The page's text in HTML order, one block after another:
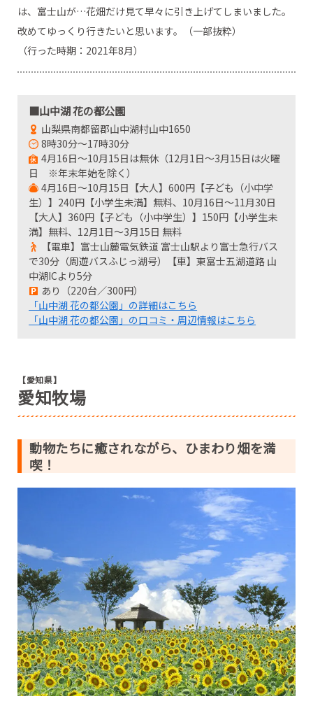
は、富士山が…花畑だけ見て早々に引き上げてしまいました。
改めてゆっくり行きたいと思います。（一部抜粋）
（行った時期：2021年8月）
■山中湖 花の都公園
山梨県南都留郡山中湖村山中1650
8時30分～17時30分
4月16日～10月15日は無休（12月1日～3月15日は火曜
日 ※年末年始を除く）
4月16日～10月15日【大人】600円【子ども（小中学
生）】240円【小学生未満】無料、10月16日～11月30日
【大人】360円【子ども（小中学生）】150円【小学生未
満】無料、12月1日～3月15日 無料
【電車】富士山麓電気鉄道 富士山駅より富士急行バス
で30分（周遊バスふじっ湖号）【車】東富士五湖道路 山
中湖ICより5分
あり（220台／300円）
「山中湖 花の都公園」の詳細はこちら
「山中湖 花の都公園」の口コミ・周辺情報はこちら
【愛知県】
愛知牧場
動物たちに癒されながら、ひまわり畑を満
喫！